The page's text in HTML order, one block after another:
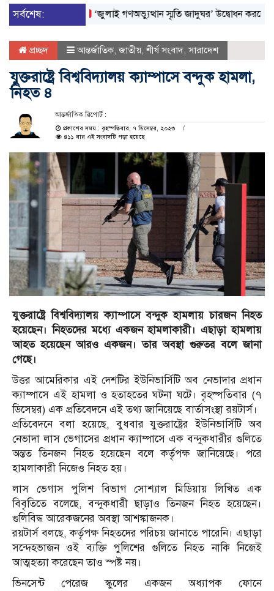
সর্বশেষ:
‘জুলাই গণঅভ্যুত্থান স্মৃতি জাদুঘর’ উদ্বোধন করলেন
প্রচ্ছদ আন্তর্জাতিক,জাতীয়,শীর্ষ সংবাদ,সারাদেশ
যুক্তরাষ্ট্রে বিশ্ববিদ্যালয় ক্যাম্পাসে বন্দুক হামলা,
নিহত ৪
আন্তর্জাতিক রিপোর্ট :
প্রকাশের সময় : বৃহস্পতিবার, ৭ ডিসেম্বর, ২০২৩
৪১১ বার এই সংবাদটি পড়া হয়েছে
যুক্তরাষ্ট্রে বিশ্ববিদ্যালয় ক্যাম্পাসে বন্দুক হামলায় চারজন নিহত
হয়েছেন। নিহতদের মধ্যে একজন হামলাকারী। এছাড়া হামলায়
আহত হয়েছেন আরও একজন। তার অবস্থা গুরুতর বলে জানা
গেছে।
উত্তর আমেরিকার এই দেশটির ইউনিভার্সিটি অব নেভাদার প্রধান
ক্যাম্পাসে এই হামলা ও হতাহতের ঘটনা ঘটে। বৃহস্পতিবার (৭
ডিসেম্বর) এক প্রতিবেদনে এই তথ্য জানিয়েছে বার্তাসংস্থা রয়টার্স।
প্রতিবেদনে বলা হয়েছে, বুধবার যুক্তরাষ্ট্রের ইউনিভার্সিটি অব
নেভাদা লাস ভেগাসের প্রধান ক্যাম্পাসে এক বন্দুকধারীর গুলিতে
অন্তত তিনজন নিহত হয়েছেন বলে কর্তৃপক্ষ জানিয়েছে। পরে
হামলাকারী নিজেও নিহত হয়।
লাস ভেগাস পুলিশ বিভাগ সোশ্যাল মিডিয়ায় লিখিত এক
বিবৃতিতে বলেছে, বন্দুকধারী ছাড়াও তিনজন নিহত হয়েছেন।
গুলিবিদ্ধ আরেকজনের অবস্থা আশঙ্কাজনক।
রয়টার্স বলছে, কর্তৃপক্ষ নিহতদের পরিচয় জানাতে পারেনি। এছাড়া
সন্দেহভাজন ওই ব্যক্তি পুলিশের গুলিতে নিহত নাকি নিজেই
আত্মহত্যা করেছেন তাও স্পষ্ট নয়।
ভিনসেন্ট পেরেজ স্কুলের একজন অধ্যাপক ফোনে